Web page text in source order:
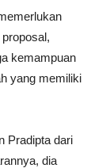
kemampuan
yang memiliki
Pradipta dari
dia